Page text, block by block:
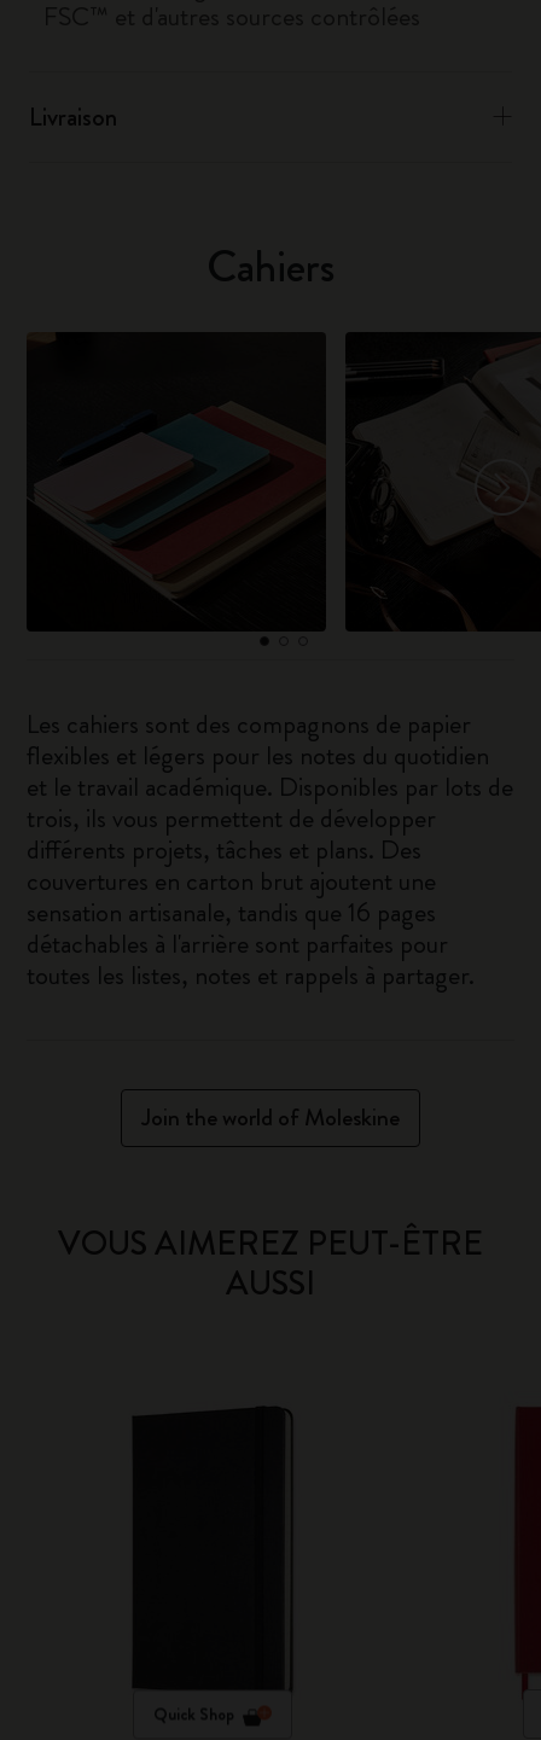
Livraison
Cahiers
Les cahiers sont des compagnons de papier
flexibles et légers pour les notes du quotidien
et le travail académique. Disponibles par lots de
trois, ils vous permettent de développer
différents projets, tâches et plans. Des
couvertures en carton brut ajoutent une
sensation artisanale, tandis que 16 pages
détachables à l'arrière sont parfaites pour
toutes les listes, notes et rappels à partager.
Join the world of Moleskine
VOUS AIMEREZ PEUT-ÊTRE
AUSSI
Quick Shop